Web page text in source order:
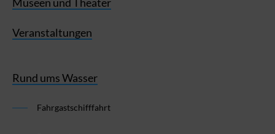
Veranstaltungen
Rund ums Wasser
Fahrgastschifffahrt